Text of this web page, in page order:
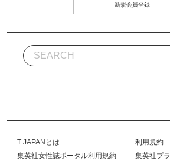
新規会員登録
T JAPANとは
利用規約
集英社女性誌ポータル利用規約
集英社プ